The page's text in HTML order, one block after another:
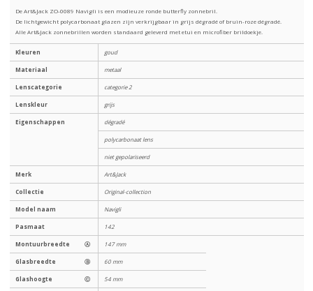
De Art&Jack ZO-0089 Navigli is een modieuze ronde butterfly zonnebril.
De lichtgewicht polycarbonaat glazen zijn verkrijgbaar in grijs dégradé of bruin-roze dégradé.
Alle Art&Jack zonnebrillen worden standaard geleverd met etui en microfiber brildoekje.
Kleuren goud
Materiaal metaal
Lenscategorie categorie 2
Lenskleur grijs
Eigenschappen dégradé
polycarbonaat lens
niet gepolariseerd
Merk Art&Jack
Collectie Original-collection
Model naam Navigli
Pasmaat 142
Montuurbreedte Ⓐ 147 mm
Glasbreedte Ⓑ 60 mm
Glashoogte Ⓒ 54 mm